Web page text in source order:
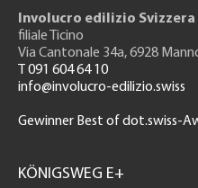
Involucro edilizio Svizzera
filiale Ticino
Via Cantonale 34a, 6928
T 091 604 64 10
info@involucro-edilizio.swiss
Gewinner Best of dot.swiss-
GH
KÖNIGSWEG E+